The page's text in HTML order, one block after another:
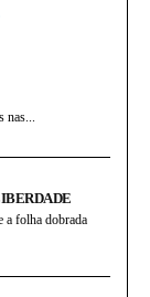
nas...
a folha dobrada